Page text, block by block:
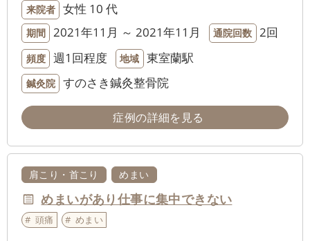
来院者 女性 10 代
期間 2021年11月 ～ 2021年11月 通院回数 2回
頻度 週1回程度 地域 東室蘭駅
鍼灸院 すのさき鍼灸整骨院
症例の詳細を見る
肩こり・首こり めまい
めまいがあり仕事に集中できない
頭痛 めまい